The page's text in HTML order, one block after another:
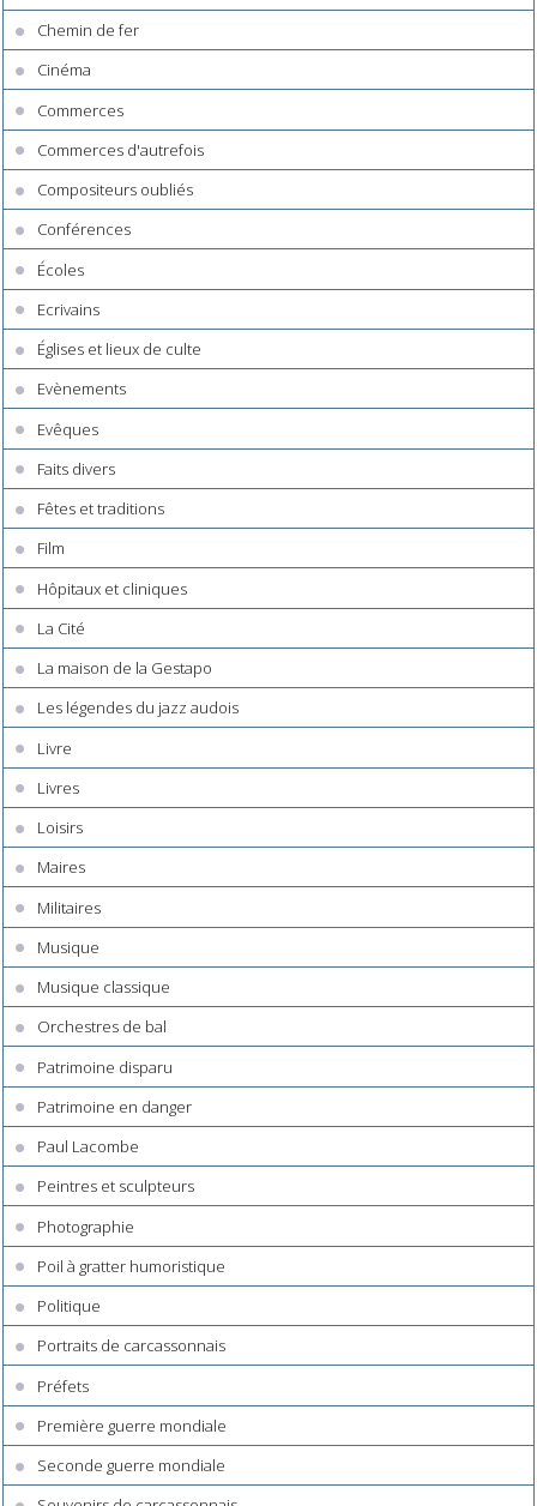
Chemin de fer
Cinéma
Commerces
Commerces d'autrefois
Compositeurs oubliés
Conférences
Écoles
Ecrivains
Églises et lieux de culte
Evènements
Evêques
Faits divers
Fêtes et traditions
Film
Hôpitaux et cliniques
La Cité
La maison de la Gestapo
Les légendes du jazz audois
Livre
Livres
Loisirs
Maires
Militaires
Musique
Musique classique
Orchestres de bal
Patrimoine disparu
Patrimoine en danger
Paul Lacombe
Peintres et sculpteurs
Photographie
Poil à gratter humoristique
Politique
Portraits de carcassonnais
Préfets
Première guerre mondiale
Seconde guerre mondiale